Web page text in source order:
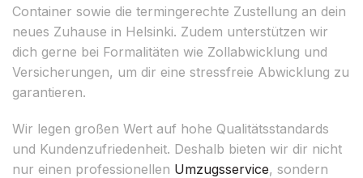
Container sowie die termingerechte Zustellung an dein
neues Zuhause in Helsinki. Zudem unterstützen wir
dich gerne bei Formalitäten wie Zollabwicklung und
Versicherungen, um dir eine stressfreie Abwicklung zu
garantieren.
Wir legen großen Wert auf hohe Qualitätsstandards
und Kundenzufriedenheit. Deshalb bieten wir dir nicht
nur einen professionellen Umzugsservice, sondern